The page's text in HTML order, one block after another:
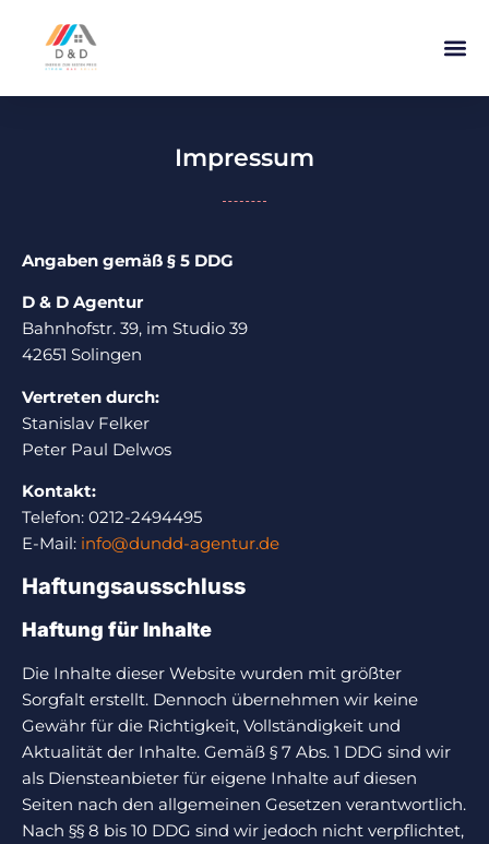
Impressum
Angaben gemäß § 5 DDG
D & D Agentur
Bahnhofstr. 39, im Studio 39
42651 Solingen
Vertreten durch:
Stanislav Felker
Peter Paul Delwos
Kontakt:
Telefon: 0212-2494495
E-Mail: info@dundd-agentur.de
Haftungsausschluss
Haftung für Inhalte
Die Inhalte dieser Website wurden mit größter
Sorgfalt erstellt. Dennoch übernehmen wir keine
Gewähr für die Richtigkeit, Vollständigkeit und
Aktualität der Inhalte. Gemäß § 7 Abs. 1 DDG sind wir
als Diensteanbieter für eigene Inhalte auf diesen
Seiten nach den allgemeinen Gesetzen verantwortlich.
Nach §§ 8 bis 10 DDG sind wir jedoch nicht verpflichtet,